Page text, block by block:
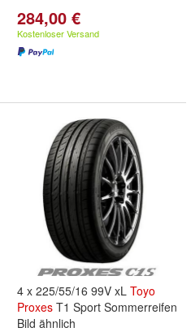
284,00 €
Kostenloser Versand
4 x 225/55/16 99V xL Toyo
Proxes T1 Sport Sommerreifen
Bild ähnlich